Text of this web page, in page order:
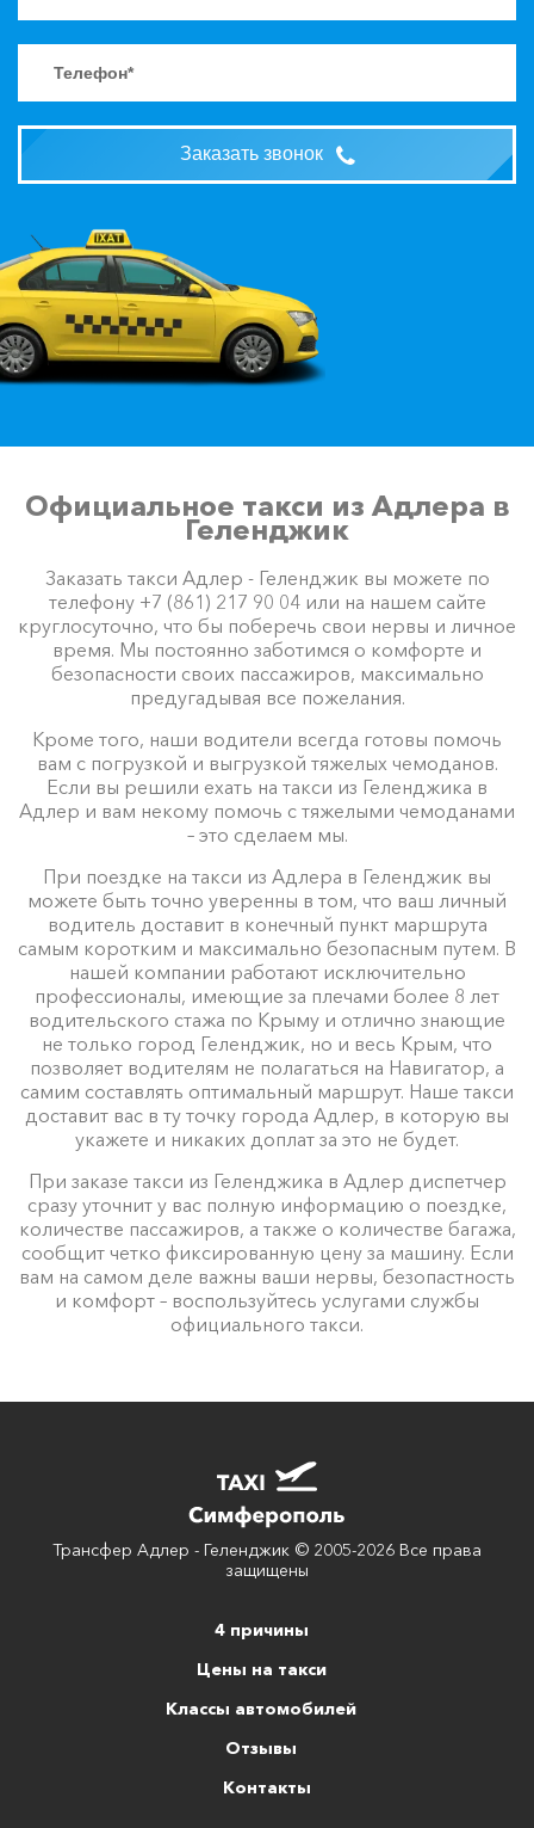
Заказать звонок
Официальное такси из Адлера в
Геленджик
Заказать такси Адлер - Геленджик вы можете по
телефону +7 (861) 217 90 04 или на нашем сайте
круглосуточно, что бы поберечь свои нервы и личное
время. Мы постоянно заботимся о комфорте и
безопасности своих пассажиров, максимально
предугадывая все пожелания.
Кроме того, наши водители всегда готовы помочь
вам с погрузкой и выгрузкой тяжелых чемоданов.
Если вы решили ехать на такси из Геленджика в
Адлер и вам некому помочь с тяжелыми чемоданами
– это сделаем мы.
При поездке на такси из Адлера в Геленджик вы
можете быть точно уверенны в том, что ваш личный
водитель доставит в конечный пункт маршрута
самым коротким и максимально безопасным путем. В
нашей компании работают исключительно
профессионалы, имеющие за плечами более 8 лет
водительского стажа по Крыму и отлично знающие
не только город Геленджик, но и весь Крым, что
позволяет водителям не полагаться на Навигатор, а
самим составлять оптимальный маршрут. Наше такси
доставит вас в ту точку города Адлер, в которую вы
укажете и никаких доплат за это не будет.
При заказе такси из Геленджика в Адлер диспетчер
сразу уточнит у вас полную информацию о поездке,
количестве пассажиров, а также о количестве багажа,
сообщит четко фиксированную цену за машину. Если
вам на самом деле важны ваши нервы, безопастность
и комфорт – воспользуйтесь услугами службы
официального такси.
Трансфер Адлер - Геленджик © 2005-2026 Все права
защищены
4 причины
Цены на такси
Классы автомобилей
Отзывы
Контакты